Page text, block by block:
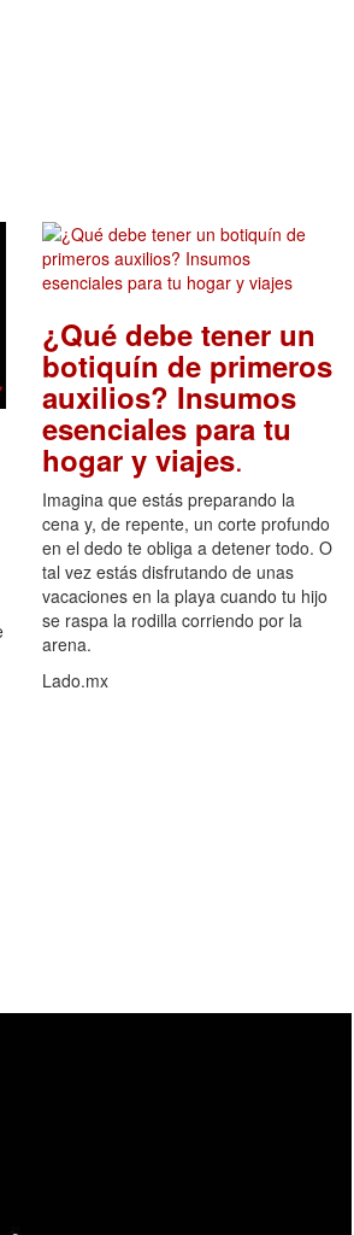
¿Qué debe tener un
botiquín de primeros
auxilios? Insumos
esenciales para tu
hogar y viajes.
Imagina que estás preparando la
cena y, de repente, un corte profundo
en el dedo te obliga a detener todo. O
tal vez estás disfrutando de unas
vacaciones en la playa cuando tu hijo
se raspa la rodilla corriendo por la
arena.
Lado.mx